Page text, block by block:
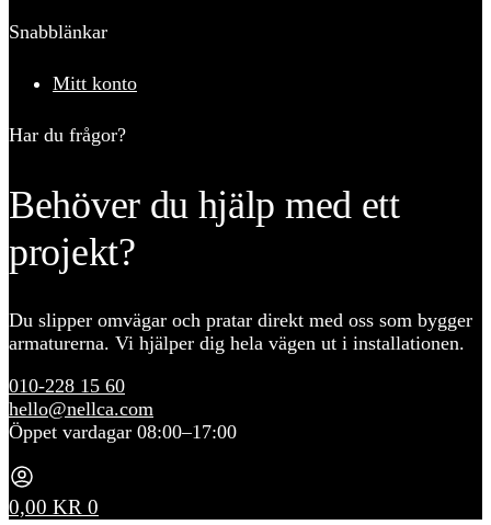
Snabblänkar
Mitt konto
Har du frågor?
Behöver du hjälp med ett
projekt?
Du slipper omvägar och pratar direkt med oss som bygger
armaturerna. Vi hjälper dig hela vägen ut i installationen.
010-228 15 60
hello@nellca.com
Öppet vardagar 08:00–17:00
0,00 KR 0